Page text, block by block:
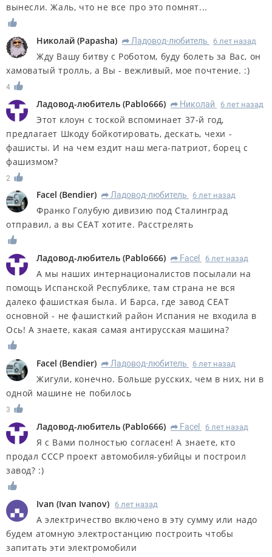
вынесли. Жаль, что не все про это помнят...
Николай (Papasha) R Ладовод-любитель 6 лет назад
Жду Вашу битву с Роботом, буду болеть за Вас, он
хамоватый тролль, а Вы - вежливый, мое почтение. :)
4
Ладовод-любитель (Pablo666) R Николай 6 лет назад
Этот клоун с тоской вспоминает 37-й год,
предлагает Шкоду бойкотировать, дескать, чехи -
фашисты. И на чем ездит наш мега-патриот, борец с
фашизмом?
2
Facel (Bendier) R Ладовод-любитель 6 лет назад
Франко Голубую дивизию под Сталинград
отправил, а вы СЕАТ хотите. Расстрелять
Ладовод-любитель (Pablo666) R Facel 6 лет назад
А мы наших интернационалистов посылали на
помощь Испанской Республике, там страна не вся
далеко фашисткая была. И Барса, где завод СЕАТ
основной - не фашисткий район Испания не входила в
Ось! А знаете, какая самая антирусская машина?
Facel (Bendier) R Ладовод-любитель 6 лет назад
Жигули, конечно. Больше русских, чем в них, ни в
одной машине не побилось
3
Ладовод-любитель (Pablo666) R Facel 6 лет назад
Я с Вами полностью согласен! А знаете, кто
продал СССР проект автомобиля-убийцы и построил
завод? :)
Ivan (Ivan Ivanov) 6 лет назад
А электричество включено в эту сумму или надо
будем атомную электростанцию построить чтобы
запитать эти электромобили